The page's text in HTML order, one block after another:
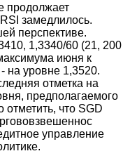
продолжает
замедлилось.
перспективе.
1,3340/60 (21, 200
июня к
на уровне 1,3520.
отметка на
предполагаемого
что SGD
управление